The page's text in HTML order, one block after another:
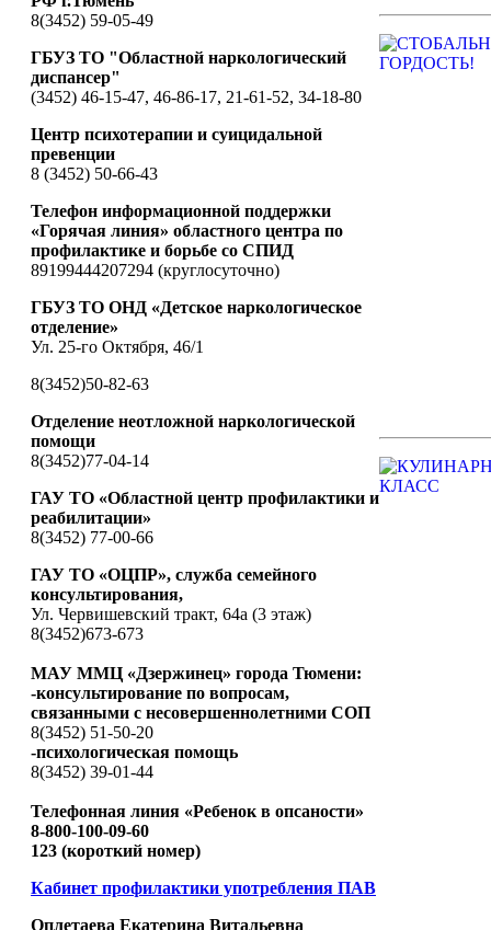
8(3452) 59-05-49
ГБУЗ ТО "Областной наркологический
диспансер"
(3452) 46-15-47, 46-86-17, 21-61-52, 34-18-80
Центр психотерапии и суицидальной
превенции
8 (3452) 50-66-43
Телефон информационной поддержки
«Горячая линия» областного центра по
профилактике и борьбе со СПИД
89199444207294 (круглосуточно)
ГБУЗ ТО ОНД «Детское наркологическое
отделение»
Ул. 25-го Октября, 46/1
8(3452)50-82-63
Отделение неотложной наркологической
помощи
8(3452)77-04-14
ГАУ ТО «Областной центр профилактики и
реабилитации»
8(3452) 77-00-66
ГАУ ТО «ОЦПР», служба семейного
консультирования,
Ул. Червишевский тракт, 64а (3 этаж)
8(3452)673-673
МАУ ММЦ «Дзержинец» города Тюмени:
-консультирование по вопросам,
связанными с несовершеннолетними СОП
8(3452) 51-50-20
-психологическая помощь
8(3452) 39-01-44
Телефонная линия «Ребенок в опсаности»
8-800-100-09-60
123 (короткий номер)
Кабинет профилактики употребления ПАВ
Оплетаева Екатерина Витальевна